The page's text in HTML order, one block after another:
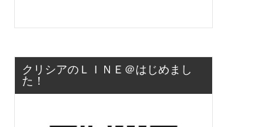
クリシアのＬＩＮＥ＠はじめまし
た！